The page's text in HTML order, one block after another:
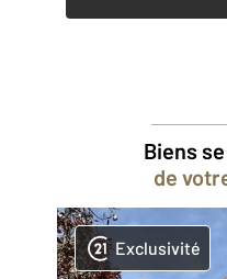
Biens
de
Exclusivité